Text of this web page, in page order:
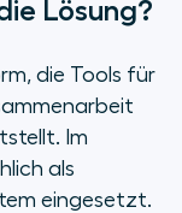
Lösung?
die Tools für
Im
als
eingesetzt.